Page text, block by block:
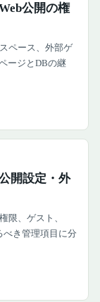
公開の権
ペース、外部ゲ
ージとDBの継
開設定・外
限、ゲスト、
べき管理項目に分